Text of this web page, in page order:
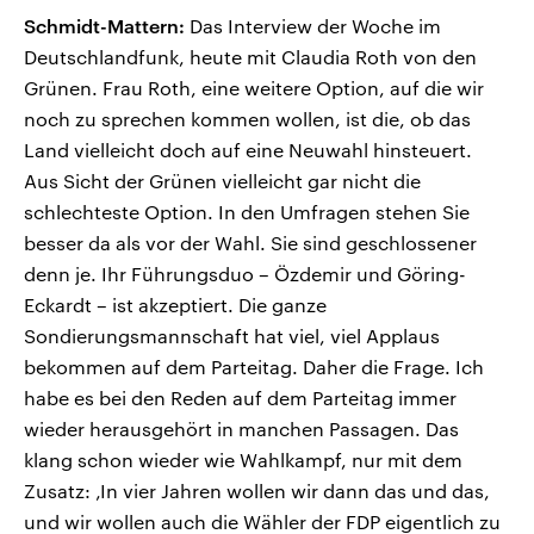
Schmidt-Mattern: Das Interview der Woche im
Deutschlandfunk, heute mit Claudia Roth von den
Grünen. Frau Roth, eine weitere Option, auf die wir
noch zu sprechen kommen wollen, ist die, ob das
Land vielleicht doch auf eine Neuwahl hinsteuert.
Aus Sicht der Grünen vielleicht gar nicht die
schlechteste Option. In den Umfragen stehen Sie
besser da als vor der Wahl. Sie sind geschlossener
denn je. Ihr Führungsduo – Özdemir und Göring-
Eckardt – ist akzeptiert. Die ganze
Sondierungsmannschaft hat viel, viel Applaus
bekommen auf dem Parteitag. Daher die Frage. Ich
habe es bei den Reden auf dem Parteitag immer
wieder herausgehört in manchen Passagen. Das
klang schon wieder wie Wahlkampf, nur mit dem
Zusatz: ‚In vier Jahren wollen wir dann das und das,
und wir wollen auch die Wähler der FDP eigentlich zu